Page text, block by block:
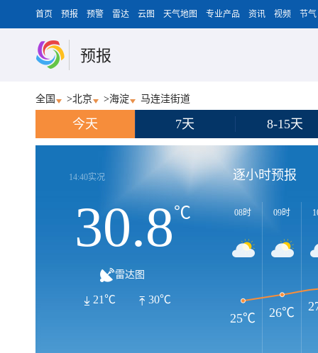
首页 预报 预警 雷达 云图 天气地图 专业产品 资讯 视频 节气
预报
全国 >北京 >海淀 马连洼街道
今天 7天 8-15天
14:40实况
30.8℃
雷达图
30℃
21℃
逐小时预报
08时 09时
25℃ 26℃